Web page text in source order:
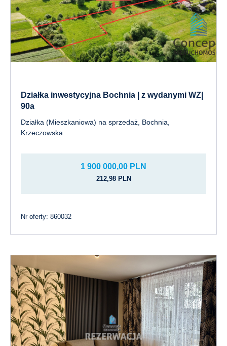
Działka inwestycyjna Bochnia | z wydanymi WZ|
90a
Działka (Mieszkaniowa) na sprzedaż, Bochnia,
Krzeczowska
1 900 000,00 PLN
212,98 PLN
Nr oferty: 860032